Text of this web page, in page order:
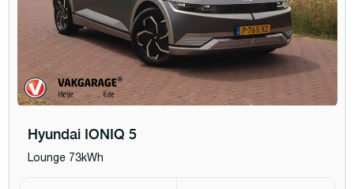
Hyundai IONIQ 5
Lounge 73kWh